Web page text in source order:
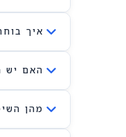
איך
האם יש
מהן